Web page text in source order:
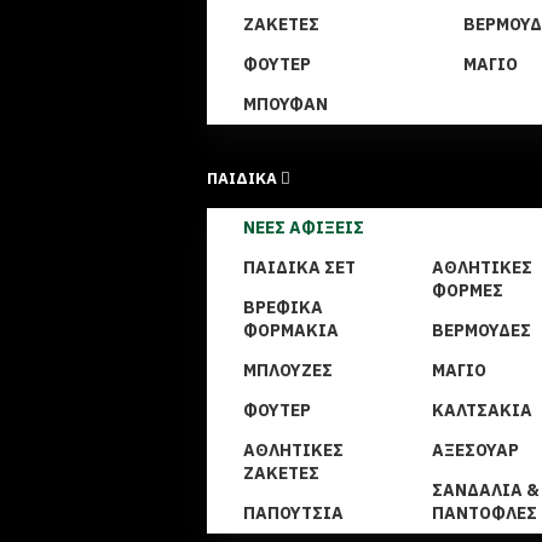
ΖΑΚΈΤΕΣ
ΦΟΎΤΕΡ
ΜΠΟΥΦΆΝ
ΜΑΓΙΌ
ΠΑΙΔΙΚΑ
ΝΈΕΣ ΑΦΊΞΕΙΣ
ΠΑΙΔΙΚΆ ΣΕΤ
ΒΡΕΦΙΚΆ
ΦΟΡΜΆΚΙΑ
ΜΠΛΟΎΖΕΣ
ΦΟΎΤΕΡ
ΑΘΛΗΤΙΚΈΣ
ΖΑΚΈΤΕΣ
ΠΑΠΟΎΤΣΙΑ
ΑΘΛΗΤΙΚΈΣ
ΦΌΡΜΕΣ
ΒΕΡΜΟΎΔΕΣ
ΜΑΓΙΌ
ΚΑΛΤΣΆΚΙΑ
ΑΞΕΣΟΥΆΡ
ΣΑΝΔΆΛΙΑ &
ΠΑΝΤΌΦΛΕΣ